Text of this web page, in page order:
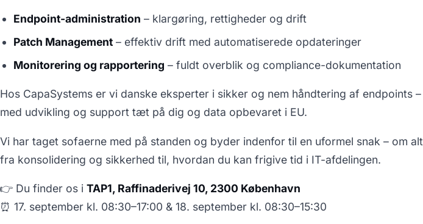
Endpoint-administration – klargøring, rettigheder og drift
Patch Management – effektiv drift med automatiserede opdateringer
Monitorering og rapportering – fuldt overblik og compliance-dokumentation
Hos CapaSystems er vi danske eksperter i sikker og nem håndtering af endpoints –
med udvikling og support tæt på dig og data opbevaret i EU.
Vi har taget sofaerne med på standen og byder indenfor til en uformel snak – om alt
fra konsolidering og sikkerhed til, hvordan du kan frigive tid i IT-afdelingen.
👉 Du finder os i TAP1, Raffinaderivej 10, 2300 København
⏰ 17. september kl. 08:30–17:00 & 18. september kl. 08:30–15:30